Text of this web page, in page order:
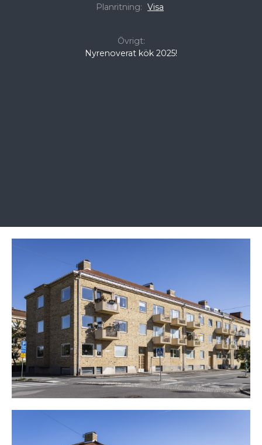
Planritning: Visa
Övrigt:
Nyrenoverat kök 2025!